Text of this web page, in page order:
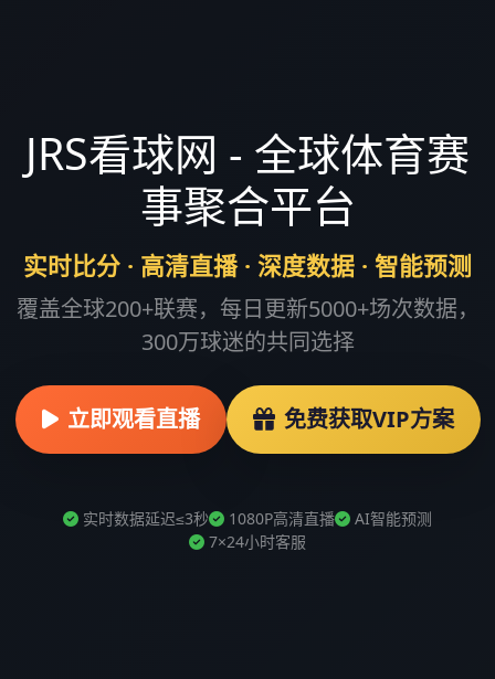
JRS看球网 - 全球体育赛
事聚合平台
实时比分 · 高清直播 · 深度数据 · 智能预测
覆盖全球200+联赛，每日更新5000+场次数据，
300万球迷的共同选择
立即观看直播 免费获取VIP方案
实时数据延迟≤3秒 1080P高清直播
AI智能预测
7×24小时客服